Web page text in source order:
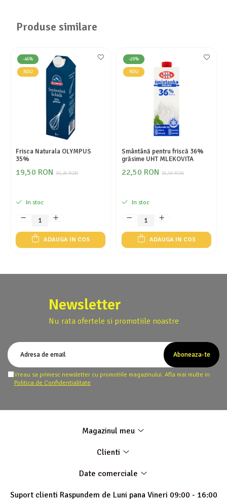
Produse similare
-46%
NOU
Frisca Naturala OLYMPUS
35%
36,20 RON
19,50 RON
In stoc
ADAUGA IN COS
-29%
NOU
Smântână pentru friscă 36%
grăsime UHT MLEKOVITA
31,90 RON
22,50 RON
In stoc
ADAUGA IN COS
Newsletter
Nu rata ofertele si promotiile noastre
Vreau sa primesc newsletter cu promotiile magazinului. Afla mai multe in
Politica de Confidentialitate
Magazinul meu
Clienti
Date comerciale
Suport clienti Raspundem de Luni pana Vineri 09:00 - 16:00